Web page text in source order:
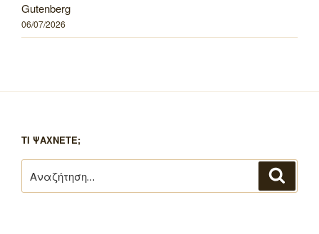
Gutenberg
06/07/2026
ΤΙ ΨΑΧΝΕΤΕ;
για: